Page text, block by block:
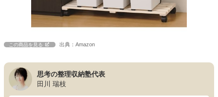
この商品を見る 出典：Amazon
思考の整理収納塾代表
田川 瑞枝